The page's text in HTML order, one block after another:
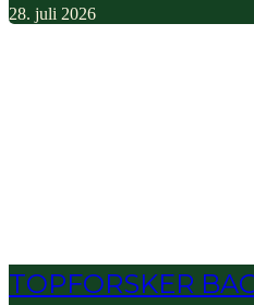
28. juli 2026
TOPFORSKER